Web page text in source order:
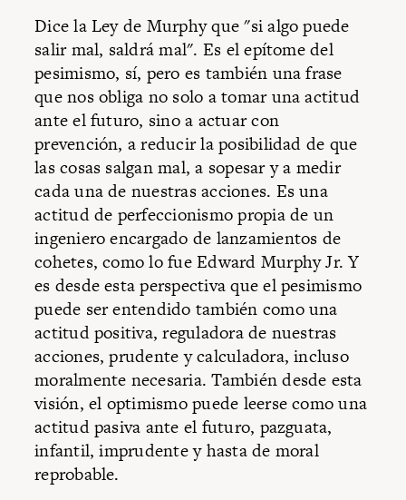
Dice la Ley de Murphy que "si algo puede
salir mal, saldrá mal". Es el epítome del
pesimismo, sí, pero es también una frase
que nos obliga no solo a tomar una actitud
ante el futuro, sino a actuar con
prevención, a reducir la posibilidad de que
las cosas salgan mal, a sopesar y a medir
cada una de nuestras acciones. Es una
actitud de perfeccionismo propia de un
ingeniero encargado de lanzamientos de
cohetes, como lo fue Edward Murphy Jr. Y
es desde esta perspectiva que el pesimismo
puede ser entendido también como una
actitud positiva, reguladora de nuestras
acciones, prudente y calculadora, incluso
moralmente necesaria. También desde esta
visión, el optimismo puede leerse como una
actitud pasiva ante el futuro, pazguata,
infantil, imprudente y hasta de moral
reprobable.